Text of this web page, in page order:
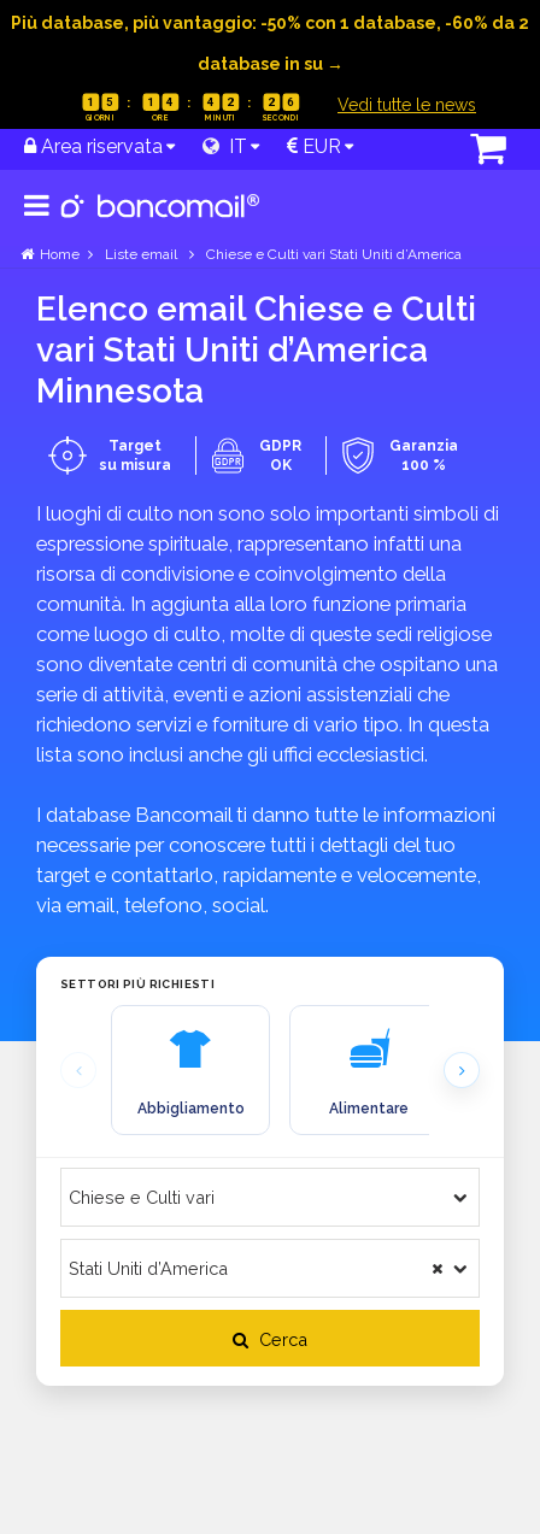
Più database, più vantaggio: -50% con 1 database, -60% da 2
database in su →
1 5 1 4 4 2 2 6 Vedi tutte le news
Area riservata IT EUR
Home Liste email Chiese e Culti vari Stati Uniti d’America
Elenco email Chiese e Culti
vari Stati Uniti d’America
Minnesota
Target
su misura
GDPR
OK
Garanzia
100 %
I luoghi di culto non sono solo importanti simboli di
espressione spirituale, rappresentano infatti una
risorsa di condivisione e coinvolgimento della
comunità. In aggiunta alla loro funzione primaria
come luogo di culto, molte di queste sedi religiose
sono diventate centri di comunità che ospitano una
serie di attività, eventi e azioni assistenziali che
richiedono servizi e forniture di vario tipo. In questa
lista sono inclusi anche gli uffici ecclesiastici.
I database Bancomail ti danno tutte le informazioni
necessarie per conoscere tutti i dettagli del tuo
target e contattarlo, rapidamente e velocemente,
via email, telefono, social.
SETTORI PIÙ RICHIESTI
Abbigliamento Alimentare
Cerca